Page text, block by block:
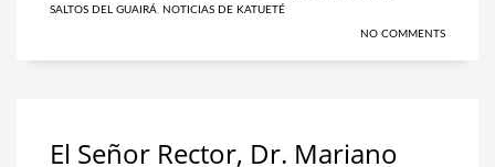
SALTOS DEL GUAIRÁ NOTICIAS DE KATUETÉ
NO COMMENTS
El Señor Rector, Dr. Mariano